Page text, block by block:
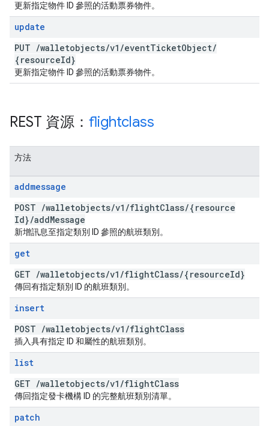
更新指定物件 ID 參照的活動票券物件。
update
PUT /walletobjects/v1 /eventTicketObject/
{resourceId}
更新指定物件 ID 參照的活動票券物件。
REST 資源： flightclass
方法
addmessage
POST /walletobjects/v1 /flightClass/{resource
Id}/addMessage
新增訊息至指定類別 ID 參照的航班類別。
get
GET /walletobjects/v1 /flightClass/{resourceId}
傳回有指定類別 ID 的航班類別。
insert
POST /walletobjects/v1 /flightClass
插入具有指定 ID 和屬性的航班類別。
list
GET /walletobjects/v1 /flightClass
傳回指定發卡機構 ID 的完整航班類別清單。
patch